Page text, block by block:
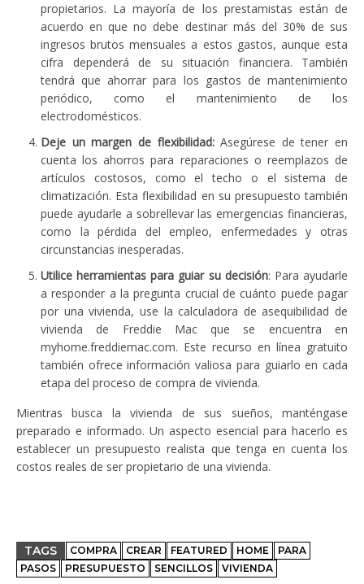
propietarios. La mayoría de los prestamistas están de
acuerdo en que no debe destinar más del 30% de sus
ingresos brutos mensuales a estos gastos, aunque esta
cifra dependerá de su situación financiera. También
tendrá que ahorrar para los gastos de mantenimiento
periódico, como el mantenimiento de los
electrodomésticos.
Deje un margen de flexibilidad:Asegúrese de tener en
cuenta los ahorros para reparaciones o reemplazos de
artículos costosos, como el techo o el sistema de
climatización. Esta flexibilidad en su presupuesto también
puede ayudarle a sobrellevar las emergencias financieras,
como la pérdida del empleo, enfermedades y otras
circunstancias inesperadas.
Utilice herramientas para guiar su decisión: Para ayudarle
a responder a la pregunta crucial de cuánto puede pagar
por una vivienda, use la calculadora de asequibilidad de
vivienda de Freddie Mac que se encuentra en
myhome.freddiemac.com. Este recurso en línea gratuito
también ofrece información valiosa para guiarlo en cada
etapa del proceso de compra de vivienda.
Mientras busca la vivienda de sus sueños, manténgase
preparado e informado. Un aspecto esencial para hacerlo es
establecer un presupuesto realista que tenga en cuenta los
costos reales de ser propietario de una vivienda.
TAGS COMPRA CREAR FEATURED HOME
PARA
PASOS
PRESUPUESTO SENCILLOS VIVIENDA